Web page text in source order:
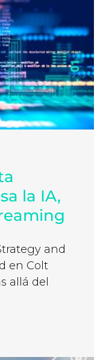
la IA,
and
en Colt
allá del